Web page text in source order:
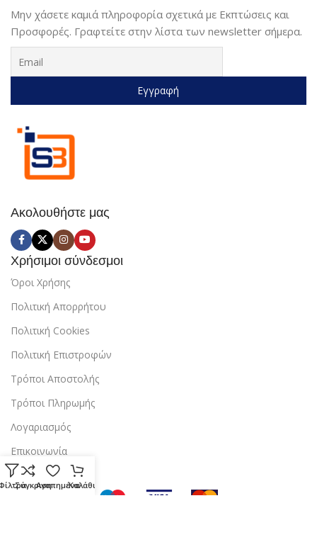
Ακολουθήστε μας
Χρήσιμοι σύνδεσμοι
Όροι Χρήσης
Πολιτική Απορρήτου
Πολιτική Cookies
Πολιτική Επιστροφών
Τρόποι Αποστολής
Τρόποι Πληρωμής
Λογαριασμός
Επικοινωνία
Μην χάσετε καμιά πληροφορία σχετικά με Εκπτώσεις και
Προσφορές. Γραφτείτε στην λίστα των newsletter σήμερα.
ΣύγκρισηΑγαπημέναΚαλάθι